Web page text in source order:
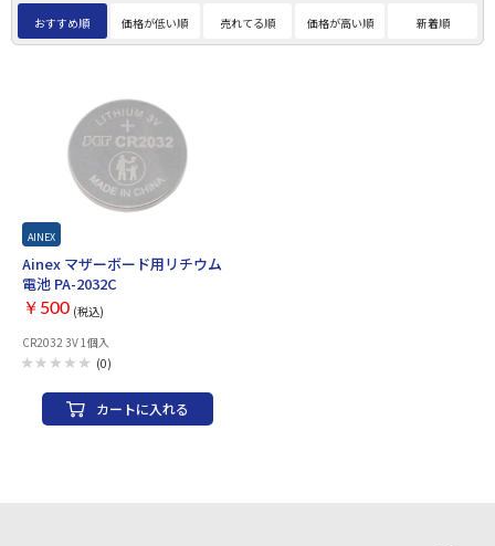
おすすめ順 価格が低い順 売れてる順 価格が高い順 新着順
AINEX
Ainex マザーボード用リチウム
電池 PA-2032C
￥500 (税込)
CR2032 3V 1個入
(0)
カートに入れる